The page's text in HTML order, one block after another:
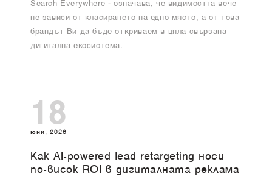
Search Everywhere - означава, че видимостта вече
не зависи от класирането на едно място, а от това
брандът Ви да бъде откриваем в цяла свързана
дигитална екосистема.
18
юни, 2026
Как AI-powered lead retargeting носи
по-висок ROI в дигиталната реклама